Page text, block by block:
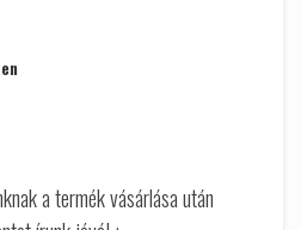
a termék vásárlása után